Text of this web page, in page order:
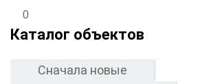
0
Каталог объектов
Сначала новые